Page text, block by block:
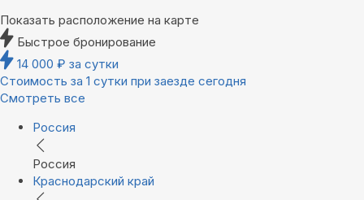
Показать расположение на карте
Быстрое бронирование
14 000 ₽ за сутки
Стоимость за 1 сутки при заезде сегодня
Смотреть все
Россия
Россия
Краснодарский край